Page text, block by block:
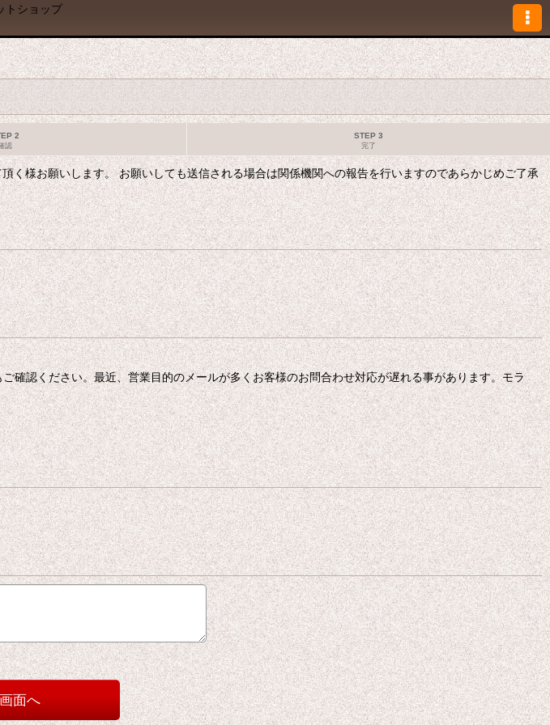
トショップ
2
認
STEP 3
完了
様お願いします。 お願いしても送信される場合は関係機関への報告を行いますのであらかじめご了承
認ください。最近、営業目的のメールが多くお客様のお問合わせ対応が遅れる事があります。モラ
面へ